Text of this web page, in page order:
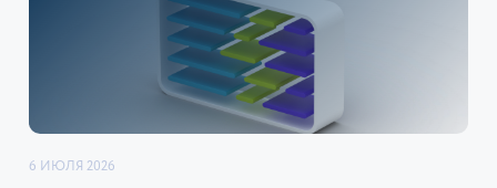
6 ИЮЛЯ 2026